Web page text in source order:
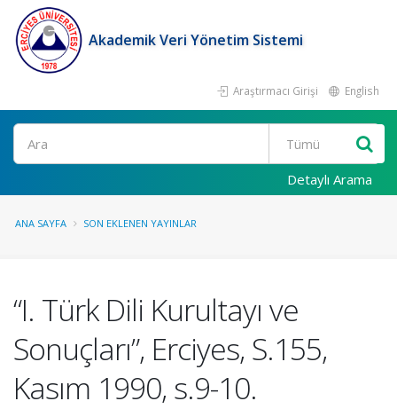
Akademik Veri Yönetim Sistemi
Araştırmacı Girişi English
Ara
Detaylı Arama
ANA SAYFA SON EKLENEN YAYINLAR
“I. Türk Dili Kurultayı ve
Sonuçları”, Erciyes, S.155,
Kasım 1990, s.9-10.